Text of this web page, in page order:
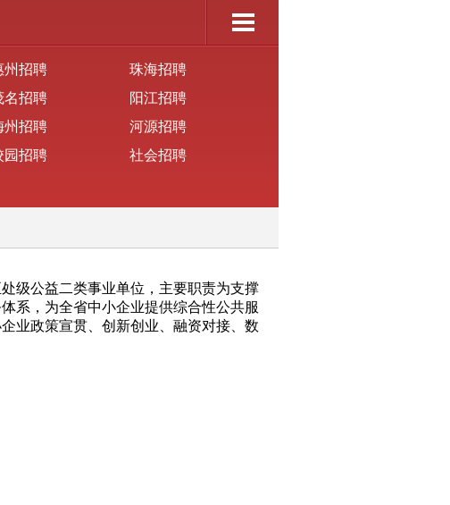
州招聘
珠海招聘
名招聘
阳江招聘
州招聘
河源招聘
园招聘
社会招聘
级公益二类事业单位，主要职责为支撑
系，为全省中小企业提供综合性公共服
业政策宣贯、创新创业、融资对接、数